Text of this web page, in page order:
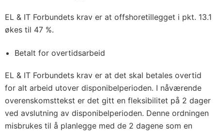
EL & IT Forbundets krav er at offshoretillegget i pkt. 13.1
økes til 47 %.
Betalt for overtidsarbeid
EL & IT Forbundets krav er at det skal betales overtid
for alt arbeid utover disponibelperioden. I nåværende
overenskomsttekst er det gitt en fleksibilitet på 2 dager
ved avslutning av disponibelperioden. Denne ordningen
misbrukes til å planlegge med de 2 dagene som en